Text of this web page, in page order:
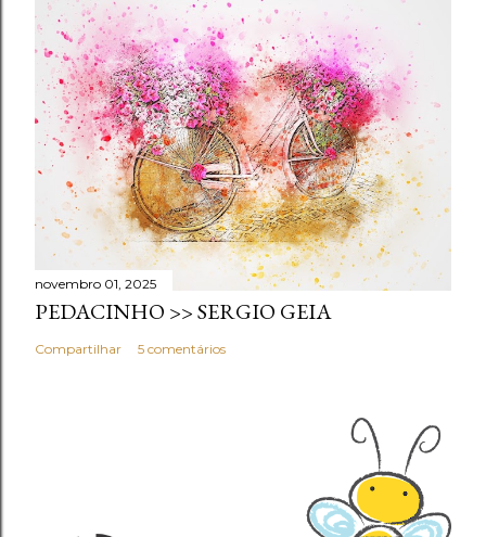
novembro 01, 2025
PEDACINHO >> SERGIO GEIA
Compartilhar 5 comentários